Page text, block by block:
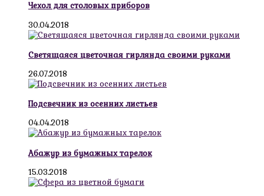
Чехол для столовых приборов
30.04.2018
Светящаяся цветочная гирлянда своими руками
26.07.2018
Подсвечник из осенних листьев
04.04.2018
Абажур из бумажных тарелок
15.03.2018